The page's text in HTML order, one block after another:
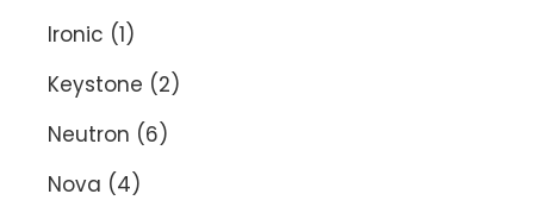
Ironic (1)
Keystone (2)
Neutron (6)
Nova (4)